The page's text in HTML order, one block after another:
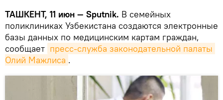
ТАШКЕНТ, 11 июн — Sputnik. В семейных
поликлиниках Узбекистана создаются электронные
базы данных по медицинским картам граждан,
сообщает пресс-служба законодательной палаты
Олий Мажлиса .